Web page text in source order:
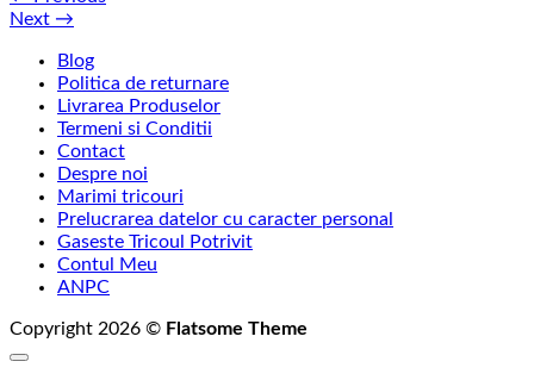
Next →
Blog
Politica de returnare
Livrarea Produselor
Termeni si Conditii
Contact
Despre noi
Marimi tricouri
Prelucrarea datelor cu caracter personal
Gaseste Tricoul Potrivit
Contul Meu
ANPC
Copyright 2026 © Flatsome Theme